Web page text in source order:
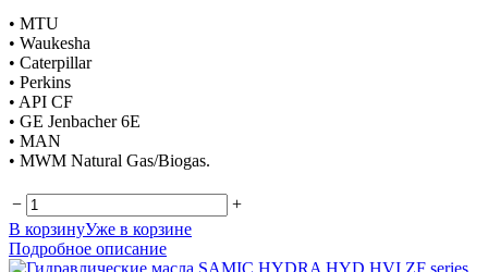
• MTU
• Waukesha
• Caterpillar
• Perkins
• API CF
• GE Jenbacher 6E
• MAN
• MWM Natural Gas/Biogas.
−
+
В корзинуУже в корзине
Подробное описание